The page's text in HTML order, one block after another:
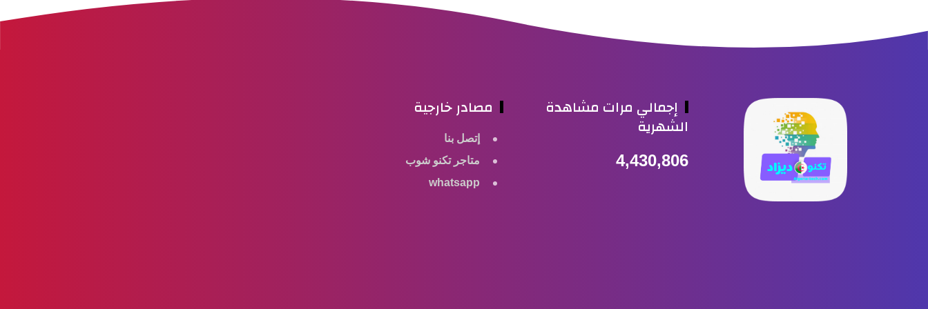
إجمالي مرات مشاهدة
الشهرية
4,430,806
مصادر خارجية
إتصل بنا
متاجر تكنو شوب
whatsapp